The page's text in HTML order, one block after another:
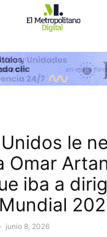
le
Omar
iba a
- junio 8, 2026